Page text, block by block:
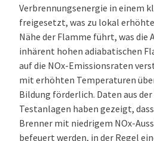
Verbrennungsenergie in einem
freigesetzt, was zu lokal
Nähe der Flamme führt, was die
inhärent hohen adiabatischen
auf die NOx-Emissionsraten
mit erhöhten Temperaturen
Bildung förderlich. Daten aus der
Testanlagen haben gezeigt,
Brenner mit niedrigem NOx-
befeuert werden, in der Regel